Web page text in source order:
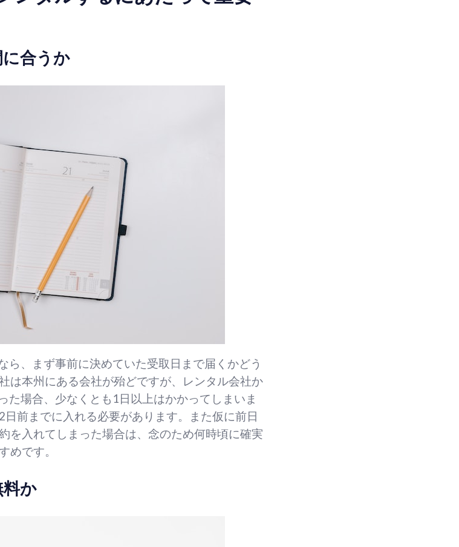
合うか
ら、まず事前に決めていた受取日まで届くかどう
は本州にある会社が殆どですが、レンタル会社か
た場合、少なくとも1日以上はかかってしまいま
前までに入れる必要があります。また仮に前日
を入れてしまった場合は、念のため何時頃に確実
めです。
か